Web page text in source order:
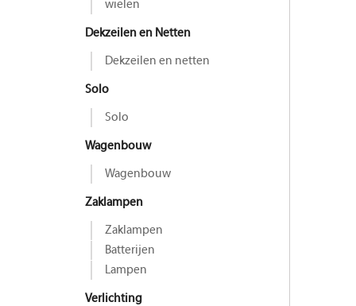
wielen
Dekzeilen en Netten
Dekzeilen en netten
Solo
Solo
Wagenbouw
Wagenbouw
Zaklampen
Zaklampen
Batterijen
Lampen
Verlichting